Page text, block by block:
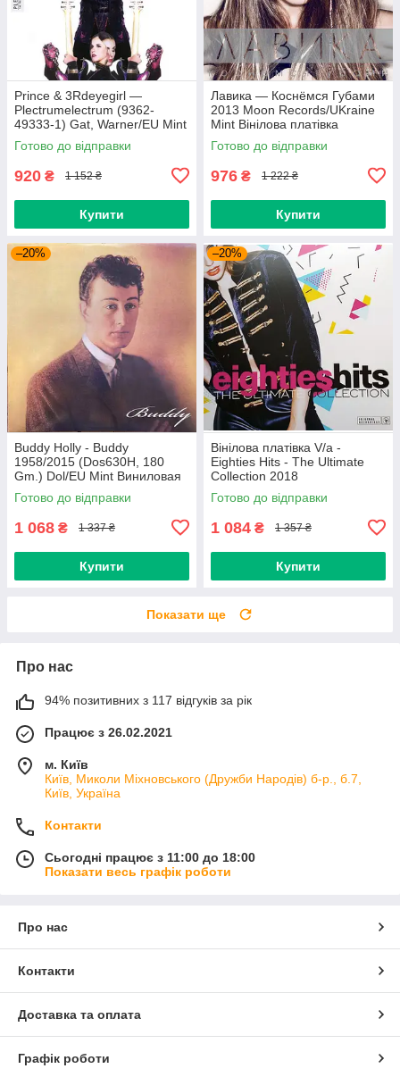
Prince & 3Rdeyegirl —
Plectrumelectrum (9362-
49333-1) Gat, Warner/EU Mint
Вінілова платівка (art.220362)
Готово до відправки
920 ₴ 1 152 ₴
Купити
Лавика — Коснёмся Губами
2013 Moon Records/UKraine
Mint Вінілова платівка
(art.221702)
Готово до відправки
976 ₴ 1 222 ₴
Купити
–20%
Buddy Holly - Buddy
1958/2015 (Dos630H, 180
Gm.) Dol/EU Mint Виниловая
пластинка (art.234454)
Готово до відправки
1 068 ₴ 1 337 ₴
Купити
–20%
Вінілова платівка V/a -
Eighties Hits - The Ultimate
Collection 2018
(0190758737713) Sony
Music/EU Mint
Готово до відправки
1 084 ₴ 1 357 ₴
Купити
Показати ще
Про нас
94% позитивних з 117 відгуків за рік
Працює з 26.02.2021
м. Київ
Київ, Миколи Міхновського (Дружби Народів) б-р., б.7,
Київ, Україна
Контакти
Сьогодні працює з 11:00 до 18:00
Показати весь графік роботи
Про нас
Контакти
Доставка та оплата
Графік роботи